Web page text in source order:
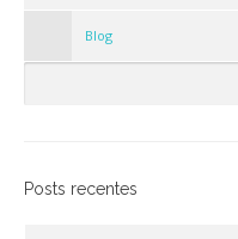
Blog
Posts recentes